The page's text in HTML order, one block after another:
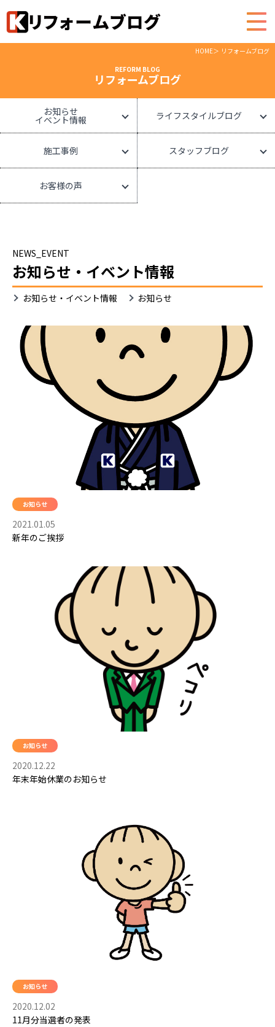
REFORM BLOG
リフォームブログ
HOME リフォームブログ
お知らせ
イベント情報 ライフスタイルブログ
施工事例 スタッフブログ
お客様の声
NEWS_EVENT
お知らせ・イベント情報
お
知 お知らせ・イベント情報 お知らせ
お知らせ
2021.01.05
新年のご挨拶
お知らせ
2020.12.22
年末年始休業のお知らせ
お知らせ
2020.12.02
11月分当選者の発表